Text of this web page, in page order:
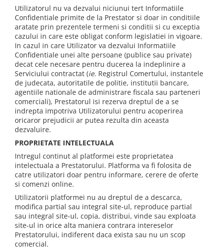
Utilizatorul nu va dezvalui niciunui tert Informatiile
Confidentiale primite de la Prestator si doar in conditiile
aratate prin prezentele termeni si conditii si cu exceptia
cazului in care este obligat conform legislatiei in vigoare.
In cazul in care Utilizator va dezvalui Informatiile
Confidentiale unei alte persoane (publice sau private)
decat cele necesare pentru ducerea la indeplinire a
Serviciului contractat (ie. Registrul Comertului, instantele
de judecata, autoritatile de politie, institutii bancare,
agentiile nationale de administrare fiscala sau parteneri
comerciali), Prestatorul isi rezerva dreptul de a se
indrepta impotriva Utilizatorului pentru acoperirea
oricaror prejudicii ar putea rezulta din aceasta
dezvaluire.
PROPRIETATE INTELECTUALA
Intregul continut al platformei este proprietatea
intelectuala a Prestatorului. Platforma va fi folosita de
catre utilizatori doar pentru informare, cerere de oferte
si comenzi online.
Utilizatorii platformei nu au dreptul de a descarca,
modifica partial sau integral site-ul, reproduce partial
sau integral site-ul, copia, distribui, vinde sau exploata
site-ul in orice alta maniera contrara intereselor
Prestatorului, indiferent daca exista sau nu un scop
comercial.